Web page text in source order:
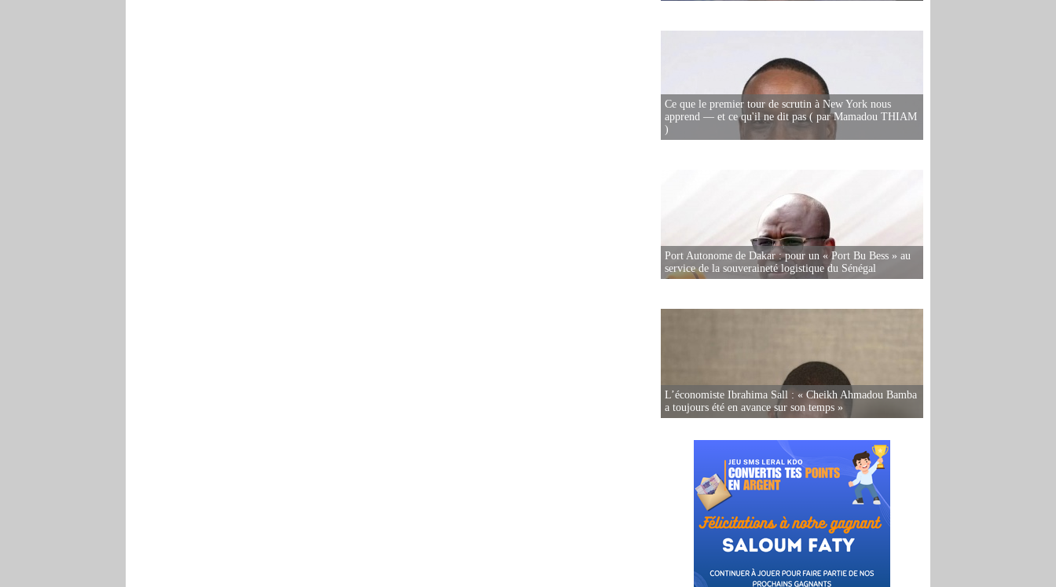
Ce que le premier tour de scrutin à New York nous
apprend — et ce qu'il ne dit pas ( par Mamadou THIAM
)
Port Autonome de Dakar : pour un « Port Bu Bess » au
service de la souveraineté logistique du Sénégal
L’économiste Ibrahima Sall : « Cheikh Ahmadou Bamba
a toujours été en avance sur son temps »